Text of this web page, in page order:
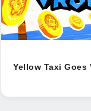
Yellow Taxi Goes